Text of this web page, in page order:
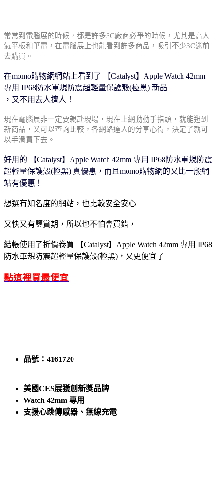
常常到電腦展的時候，都是許多3C廠商必爭的時候，尤其是高人
氣平板和筆電，在電腦展上也能看到許多商品，吸引不少3C迷前
去購買。
在momo購物網網站上看到了 【Catalyst】Apple Watch 42mm
專用 IP68防水軍規防震超輕量保護殼(極黑) 新品
，又不用去人擠人！
現在電腦展非一定要親赴現場，現在上網動動手指頭，就能逛到
新商品，又可以查詢比較，各網路達人的分享心得，決定了就可
以手滑買下去。
好用的 【Catalyst】Apple Watch 42mm 專用 IP68防水軍規防震
超輕量保護殼(極黑) 真優惠，而且momo購物網的又比一般網
站有優惠！
想選有知名度的網站，也比較安全安心
又快又有鑒賞期，所以也不怕會買錯，
結帳使用了折價卷買 【Catalyst】Apple Watch 42mm 專用 IP68
防水軍規防震超輕量保護殼(極黑)，又更便宜了
點這裡買最便宜
品號：4161720
美國CES展獲創新獎品牌
Watch 42mm 專用
支援心跳傳感器、無線充電